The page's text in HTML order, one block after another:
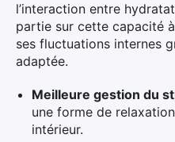
l’interaction entre
partie sur cette capacité
ses fluctuations internes
adaptée.
Meilleure gestion du
une forme de
intérieur.